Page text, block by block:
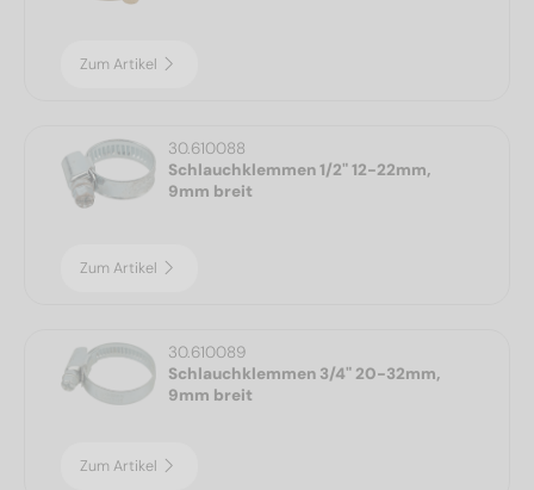
Zum Artikel
30.610088
Schlauchklemmen 1/2" 12-22mm,
9mm breit
Zum Artikel
30.610089
Schlauchklemmen 3/4" 20-32mm,
9mm breit
Zum Artikel